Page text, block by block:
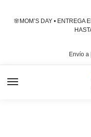
🌸MOM’S DAY • ENTREGA
Envío a |